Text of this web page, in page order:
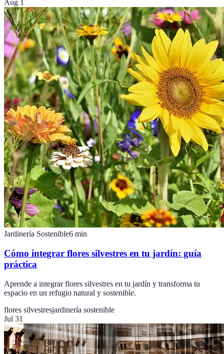
Aug 1
Jardinería Sostenible6 min
Cómo integrar flores silvestres en tu jardín: guía
práctica
Aprende a integrar flores silvestres en tu jardín y transforma tu
espacio en un refugio natural y sostenible.
flores silvestresjardinería sostenible
Jul 31